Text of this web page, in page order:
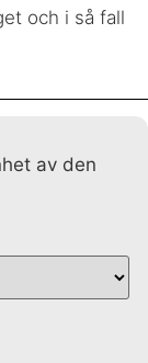
och i så fall
av den